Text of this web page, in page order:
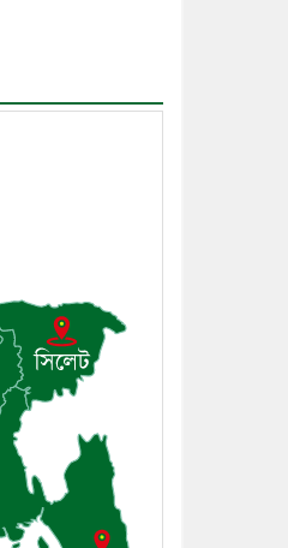
উপজেলা আইন-
সম্প্রদায়ের
মারুফ
কমিটির
খন্দকার মোশাররফ
কোথায় এবং একটি